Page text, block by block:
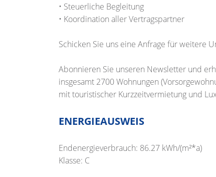
• Steuerliche Begleitung
• Koordination aller Vertragspartner
Schicken Sie uns eine Anfrage für weitere
Abonnieren Sie unseren Newsletter und
insgesamt 2700 Wohnungen
mit touristischer Kurzzeitvermietung und
ENERGIEAUSWEIS
Endenergieverbrauch: 86.27 kWh/(m²*a)
Klasse: C